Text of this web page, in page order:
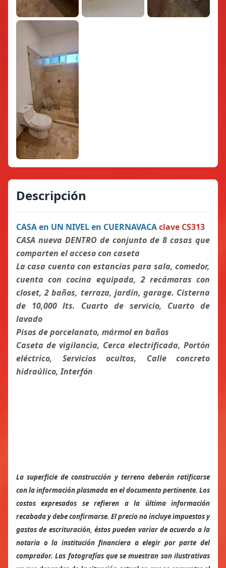
Descripción
CASA en UN NIVEL en CUERNAVACAclave CS313
CASA nueva DENTRO de conjunto de 8 casas que
comparten el acceso con caseta
La casa cuenta con estancias para sala, comedor,
cuenta con cocina equipada, 2 recámaras con
closet, 2 baños, terraza, jardín, garage. Cisterna
de 10,000 lts. Cuarto de servicio, Cuarto de
lavado
Pisos de porcelanato, mármol en baños
Caseta de vigilancia, Cerca electrificada, Portón
eléctrico, Servicios ocultos, Calle concreto
hidraúlico, Interfón
La superficie de construcción y terreno deberán ratificarse
con la información plasmada en el documento pertinente. Los
costos expresados se refieren a la última información
recabada y debe confirmarse. El precio no incluye impuestos y
gastos de escrituración, éstos pueden variar de acuerdo a la
notaria o la institución financiera a elegir por parte del
comprador. Las fotografías que se muestran son ilustrativas